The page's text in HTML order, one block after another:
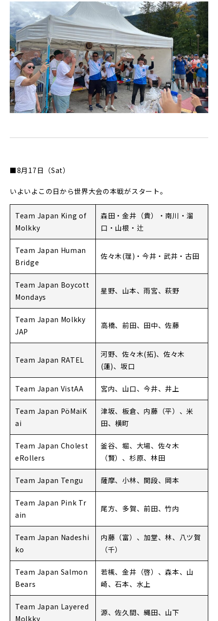
■8月17日（Sat）
いよいよこの日から世界大会の本戦がスタート。
Team Japan King of
Molkky
森田・金井（貴）・南川・溜
口・山根・辻
Team Japan Human
Bridge
佐々木(理)・今井・武井・古田
Team Japan Boycott
Mondays
星野、山本、雨宮、萩野
Team Japan Molkky
JAP
高橋、前田、田中、佐藤
Team Japan RATEL
河野、佐々木(拓)、佐々木
(蓮)、坂口
Team Japan VistAA 宮内、山口、今井、井上
Team Japan PöMaiK
ai
津坂、板倉、内藤（平）、米
田、横町
Team Japan Cholest
eRollers
釜谷、堀、大場、佐々木
（賢）、杉原、林田
Team Japan Tengu 薩摩、小林、関段、岡本
Team Japan Pink Tr
ain
尾方、多賀、前田、竹内
Team Japan Nadeshi
ko
内藤（富）、加堂、林、八ツ賀
（千）
Team Japan Salmon
Bears
若槻、金井（啓）、森本、山
崎、石本、水上
Team Japan Layered
Molkky
源、佐久間、縄田、山下